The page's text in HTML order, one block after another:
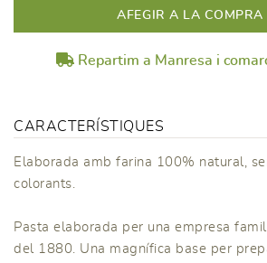
AFEGIR A LA COMPRA
Repartim a Manresa i
CARACTERÍSTIQUES
Elaborada amb farina 100% natural,
colorants.
Pasta elaborada per una empresa
del 1880. Una magnífica base per